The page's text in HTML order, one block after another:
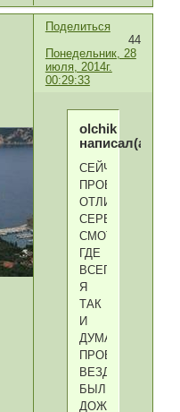
Поделиться
44
Понедельник, 28
июля, 2014г.
00:29:33
olchik
написал(а):
СЕЙЧАС
ПРОВЕРИЛА-
ОТЛИП
СЕРВЕР,
СМОТРЮ
ГДЕ
ВСЕГДА
Я
ТАК
И
ДУМАЛА,
ПРОБЛЕМЫ
ВЕЗДЕ
БЫЛИ
ДОЖИЛИ,